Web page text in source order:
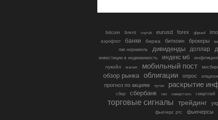
bitcoin brent cnyrub eurusd forex gbpusd
аэрофлот банки биржа биткоин брокеры
гмк норникель
дивиденды доллар
инвестиции в недвижимость индекс мб
инфляция
лукойл
магнит мобильный пост
обзор рынка облигации опрос
прогноз по акциям путин раскрытие
сбер сбербанк сво северсталь смартлаб
торговые сигналы трейдинг
фьючерс ртс фьючерсы